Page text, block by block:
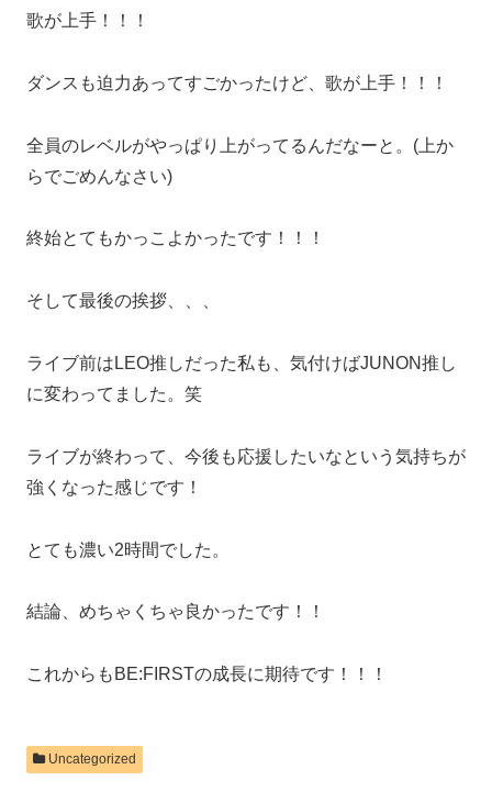
歌が上手！！！
ダンスも迫力あってすごかったけど、歌が上手！！！
全員のレベルがやっぱり上がってるんだなーと。(上か
らでごめんなさい)
終始とてもかっこよかったです！！！
そして最後の挨拶、、、
ライブ前はLEO推しだった私も、気付けばJUNON推し
に変わってました。笑
ライブが終わって、今後も応援したいなという気持ちが
強くなった感じです！
とても濃い2時間でした。
結論、めちゃくちゃ良かったです！！
これからもBE:FIRSTの成長に期待です！！！
Uncategorized